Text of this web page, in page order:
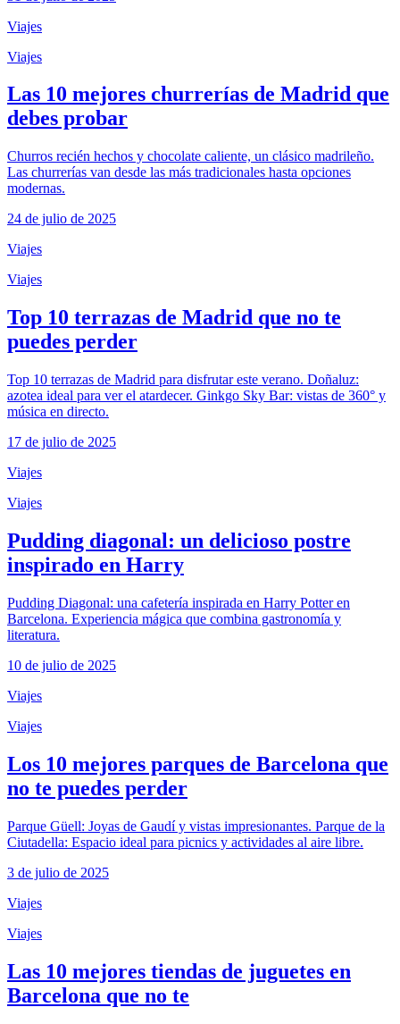
Viajes
Viajes
Las 10 mejores churrerías de Madrid que
debes probar
Churros recién hechos y chocolate caliente, un clásico madrileño.
Las churrerías van desde las más tradicionales hasta opciones
modernas.
24 de julio de 2025
Viajes
Viajes
Top 10 terrazas de Madrid que no te
puedes perder
Top 10 terrazas de Madrid para disfrutar este verano. Doñaluz:
azotea ideal para ver el atardecer. Ginkgo Sky Bar: vistas de 360° y
música en directo.
17 de julio de 2025
Viajes
Viajes
Pudding diagonal: un delicioso postre
inspirado en Harry
Pudding Diagonal: una cafetería inspirada en Harry Potter en
Barcelona. Experiencia mágica que combina gastronomía y
literatura.
10 de julio de 2025
Viajes
Viajes
Los 10 mejores parques de Barcelona que
no te puedes perder
Parque Güell: Joyas de Gaudí y vistas impresionantes. Parque de la
Ciutadella: Espacio ideal para picnics y actividades al aire libre.
3 de julio de 2025
Viajes
Viajes
Las 10 mejores tiendas de juguetes en
Barcelona que no te